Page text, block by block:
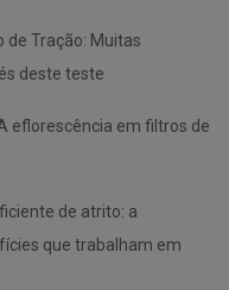
de Tração: Muitas
deste teste
eflorescência em filtros de
de atrito: a
que trabalham em